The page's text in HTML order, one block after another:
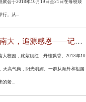
聚会于2018年10月19日至21日在母校鼓
。从...
相聚南大，追源感恩——记数学系1968届同学返校聚会
大校园，姹紫嫣红，丹桂飘香。2018年10
天高气爽，阳光明媚。一群从海外和祖国
的老...